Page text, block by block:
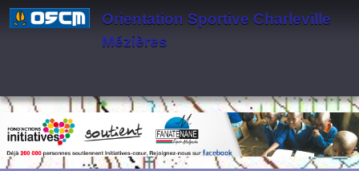
Orientation Sportive Charleville
Mézières
Panneau de gestion des cookies